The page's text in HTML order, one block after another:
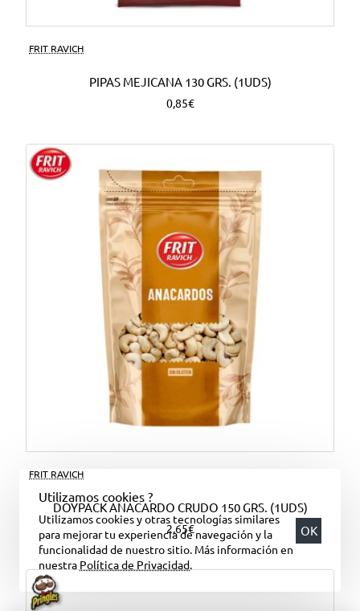
Utilizamos cookies ?
Utilizamos cookies y otras tecnologías similares
para mejorar tu experiencia de navegación y la
funcionalidad de nuestro sitio. Más información en
nuestra Política de Privacidad.
OK
FRIT RAVICH
PIPAS MEJICANA 130 GRS. (1UDS)
0,85€
FRIT RAVICH
DOYPACK ANACARDO CRUDO 150 GRS. (1UDS)
2,65€